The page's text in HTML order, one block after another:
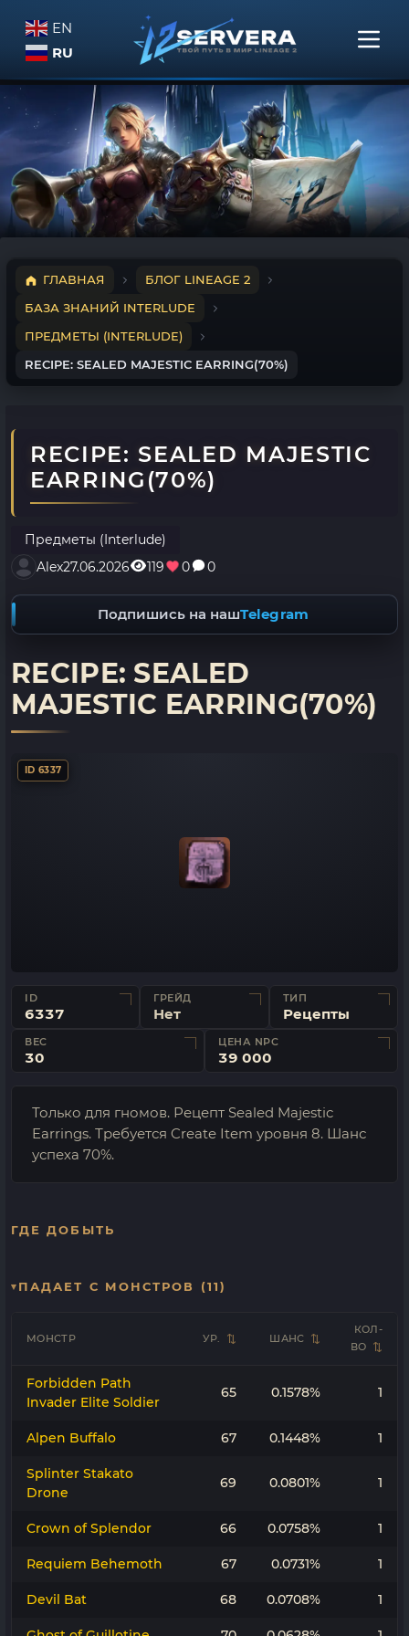
EN
RU
ГЛАВНАЯ
БЛОГ LINEAGE 2
БАЗА ЗНАНИЙ INTERLUDE
ПРЕДМЕТЫ (INTERLUDE)
RECIPE: SEALED MAJESTIC EARRING(70%)
RECIPE: SEALED MAJESTIC
EARRING(70%)
Предметы (Interlude)
Alex27.06.2026 119 0 0
Подпишись на нашTelegram
RECIPE: SEALED
MAJESTIC EARRING(70%)
ID 6337
ID
6337
ГРЕЙД
Нет
ТИП
Рецепты
ВЕС
30
ЦЕНА NPC
39 000
Только для гномов. Рецепт Sealed Majestic
Earrings. Требуется Create Item уровня 8. Шанс
успеха 70%.
ГДЕ ДОБЫТЬ
ПАДАЕТ С МОНСТРОВ (11)
МОНСТР УР. ШАНС
КОЛ-
ВО
Forbidden Path
Invader Elite Soldier
65 0.1578% 1
Alpen Buffalo 67 0.1448% 1
Splinter Stakato
Drone
69 0.0801% 1
Crown of Splendor 66 0.0758% 1
Requiem Behemoth 67 0.0731% 1
Devil Bat 68 0.0708% 1